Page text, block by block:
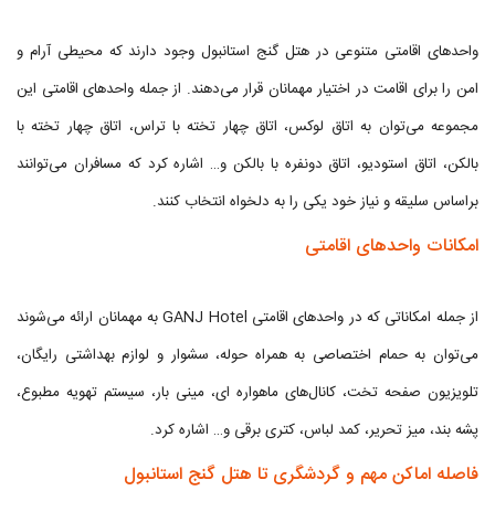
واحدهای اقامتی متنوعی در هتل گنج استانبول وجود دارند که محیطی آرام و
امن را برای اقامت در اختیار مهمانان قرار می‌دهند. از جمله واحدهای اقامتی این
مجموعه می‌توان به اتاق لوکس، اتاق چهار تخته با تراس، اتاق چهار تخته با
بالکن، اتاق استودیو، اتاق دونفره با بالکن و… اشاره کرد که مسافران می‌توانند
براساس سلیقه و نیاز خود یکی را به دلخواه انتخاب کنند.
امکانات واحدهای اقامتی
از جمله امکاناتی که در واحدهای اقامتی GANJ Hotel به مهمانان ارائه می‌شوند
می‌توان به حمام اختصاصی به همراه حوله، سشوار و لوازم بهداشتی رایگان،
تلویزیون صفحه تخت، کانال‌های ماهواره ای، مینی بار، سیستم تهویه مطبوع،
پشه بند، میز تحریر، کمد لباس، کتری برقی و… اشاره کرد.
فاصله اماکن مهم و گردشگری تا هتل گنج استانبول